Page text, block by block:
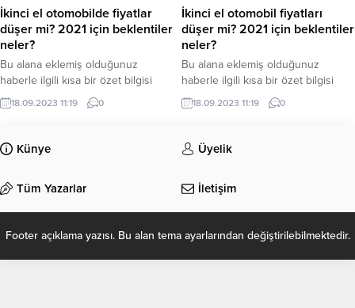
İkinci el otomobilde fiyatlar
düşer mi? 2021 için beklentiler
neler?
Bu alana eklemiş olduğunuz
haberle ilgili kısa bir özet bilgisi
ekleyebilirsiniz. Bu metin yazı
düzenleme sayfasında “Özet”
eklenmişse başlık altında kalın
olarak bu şekilde gösterilir,
18.09.2023 11:19 0
İkinci el otomobil fiyatları
düşer mi? 2021 için beklentiler
neler?
Bu alana eklemiş olduğunuz
haberle ilgili kısa bir özet bilgisi
ekleyebilirsiniz. Bu metin yazı
düzenleme sayfasında “Özet”
eklenmişse başlık altında kalın
olarak bu şekilde gösterilir,
18.09.2023 11:19 0
Künye Üyelik
Tüm Yazarlar İletişim
Footer açıklama yazısı. Bu alan tema ayarlarından değiştirilebilmektedir.